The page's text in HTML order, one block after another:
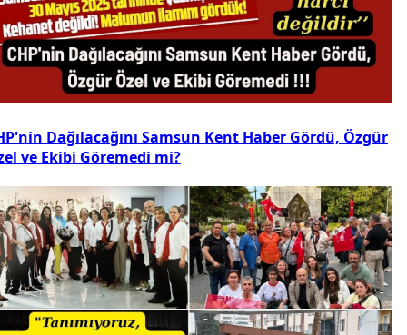
Dağılacağını Samsun Kent Haber Gördü, Özgür
ve Ekibi Göremedi mi?